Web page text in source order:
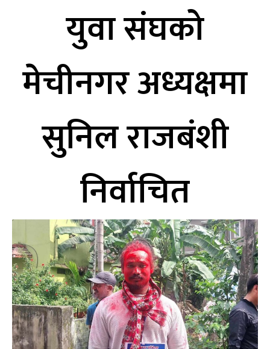
युवा संघको
मेचीनगर अध्यक्षमा
सुनिल राजबंशी
निर्वाचित